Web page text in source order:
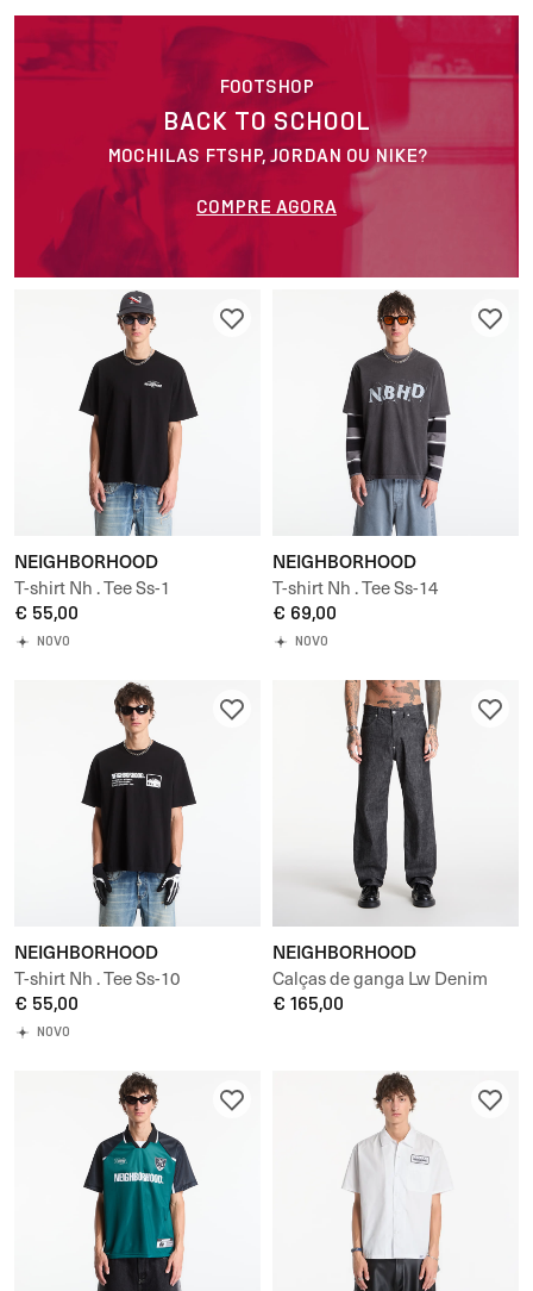
NEIGHBORHOOD
T-shirt Nh . Tee Ss-1
€ 55,00
NOVO
NEIGHBORHOOD
T-shirt Nh . Tee Ss-14
€ 69,00
NOVO
NEIGHBORHOOD
T-shirt Nh . Tee Ss-10
€ 55,00
NOVO
NEIGHBORHOOD
Calças de ganga Lw Denim
Pants
€ 165,00
FOOTSHOP
BACK TO SCHOOL
MOCHILAS FTSHP, JORDAN OU NIKE?
COMPRE AGORA